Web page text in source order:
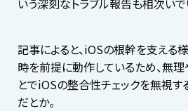
いう深刻なトラブル報告も相次いで
記事によると、iOSの根幹を支える
時を前提に動作しているため、無
とでiOSの整合性チェックを無視す
だとか。